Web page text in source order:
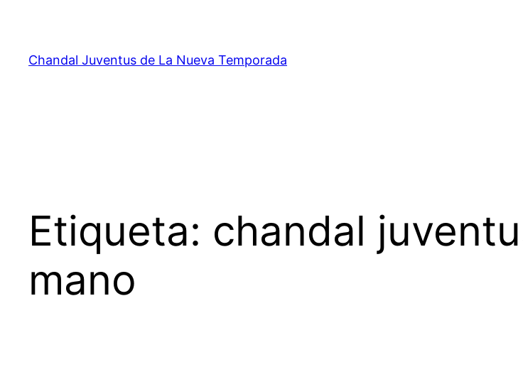
contenido
Chandal Juventus de La Nueva Temporada
Etiqueta: chandal
mano